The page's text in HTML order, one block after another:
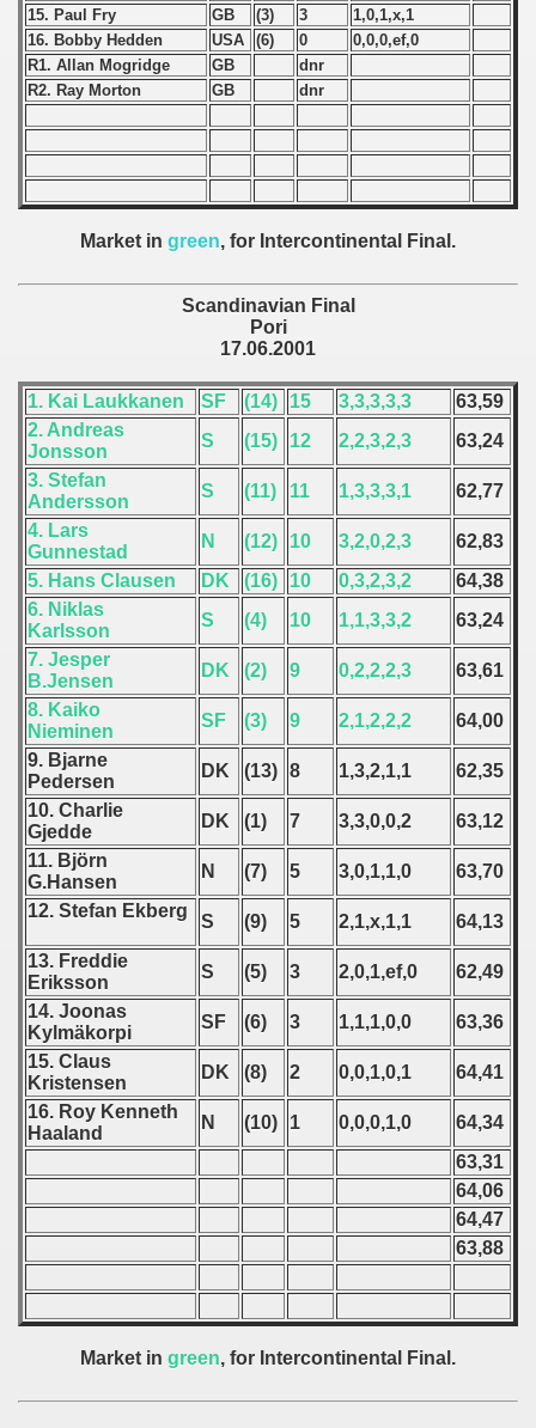
15. Paul Fry
GB (3) 3
1,0,1,x,1
16. Bobby Hedden
USA (6) 0
0,0,0,ef,0
R1. Allan Mogridge
GB
dnr
R2. Ray Morton
GB dnr
Market in green, for Intercontinental Final.
Scandinavian Final
Pori
17.06.2001
1. Kai Laukkanen SF (14) 15 3,3,3,3,3
63,59
2. Andreas
Jonsson
S (15) 12 2,2,3,2,3
63,24
3. Stefan
Andersson
S (11) 11 1,3,3,3,1
62,77
4. Lars
Gunnestad
N (12) 10 3,2,0,2,3
62,83
5. Hans Clausen
DK (16) 10 0,3,2,3,2
64,38
6. Niklas
Karlsson
S (4) 10 1,1,3,3,2
63,24
7. Jesper
B.Jensen
DK (2) 9 0,2,2,2,3
63,61
8. Kaiko
Nieminen
SF (3) 9 2,1,2,2,2
64,00
9. Bjarne
Pedersen
DK (13) 8 1,3,2,1,1
62,35
10. Charlie
Gjedde
DK (1) 7 3,3,0,0,2
63,12
11. Björn
G.Hansen
N (7) 5 3,0,1,1,0
63,70
12. Stefan Ekberg
S (9) 5 2,1,x,1,1
64,13
13. Freddie
Eriksson
S (5) 3 2,0,1,ef,0
62,49
14. Joonas
Kylmäkorpi
SF (6) 3 1,1,1,0,0
63,36
15. Claus
Kristensen
DK (8) 2 0,0,1,0,1
64,41
16. Roy Kenneth
Haaland
N (10) 1 0,0,0,1,0
64,34
63,31
64,06
64,47
63,88
Market in green, for Intercontinental Final.
- 1969
- 1970
1984
1986
- 1988
- 1989
- 1990
- 1991
- 1992
- 1993
- 1995